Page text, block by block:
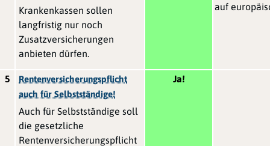
Krankenkassen sollen
langfristig nur noch
Zusatzversicherungen
anbieten dürfen.
auf
5
Rentenversicherungspflicht
auch für Selbstständige!
Auch für Selbstständige soll
die gesetzliche
Rentenversicherungspflicht
Ja!